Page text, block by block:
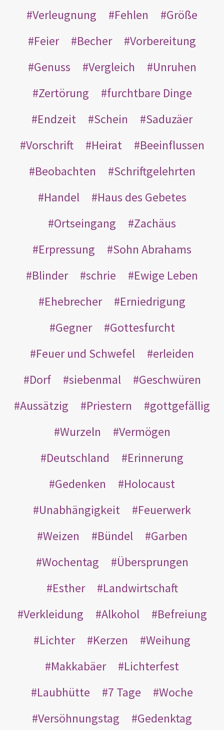
Verleugnung Fehlen
Größe
Feier
Becher
Vorbereitung
Genuss
Vergleich
Unruhen
Zertörung
furchtbare Dinge
Endzeit
Schein
Saduzäer
Vorschrift
Heirat
Beeinflussen
Beobachten
Schriftgelehrten
Handel
Haus des Gebetes
Ortseingang
Zachäus
Erpressung
Sohn Abrahams
Blinder
schrie
Ewige Leben
Ehebrecher
Erniedrigung
Gegner
Gottesfurcht
Feuer und Schwefel
erleiden
Dorf
siebenmal
Geschwüren
Aussätzig
Priestern
gottgefällig
Wurzeln
Vermögen
Deutschland
Erinnerung
Gedenken
Holocaust
Unabhängigkeit
Feuerwerk
Weizen
Bündel
Garben
Wochentag
Übersprungen
Esther
Landwirtschaft
Verkleidung
Alkohol
Befreiung
Lichter
Kerzen
Weihung
Makkabäer
Lichterfest
Laubhütte
7 Tage
Woche
Versöhnungstag
Gedenktag